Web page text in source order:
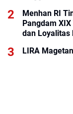
Menhan RI
Pangdam
dan Loyalitas
LIRA